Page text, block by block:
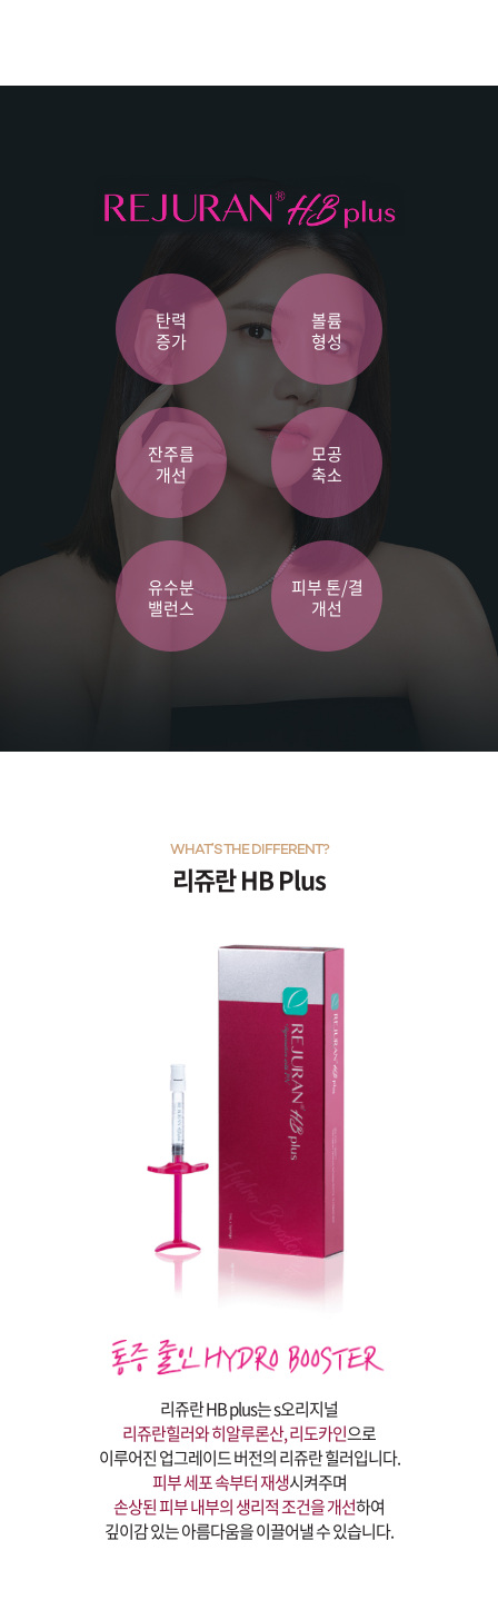
탄력
증가
볼륨
형성
잔주름
개선
모공
축소
유수분
밸런스
피부 톤/결
개선
리쥬란 HB Plus
WHAT’S THE DIFFERENT?
리쥬란 HB plus는 s오리지널
리쥬란힐러와 히알루론산, 리도카인으로
이루어진 업그레이드 버전의 리쥬란 힐러입니다.
피부 세포 속부터 재생시켜주며
손상된 피부 내부의 생리적 조건을 개선하여
깊이감 있는 아름다움을 이끌어낼 수 있습니다.